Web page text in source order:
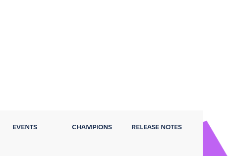
EVENTS CHAMPIONS RELEASE NOTES